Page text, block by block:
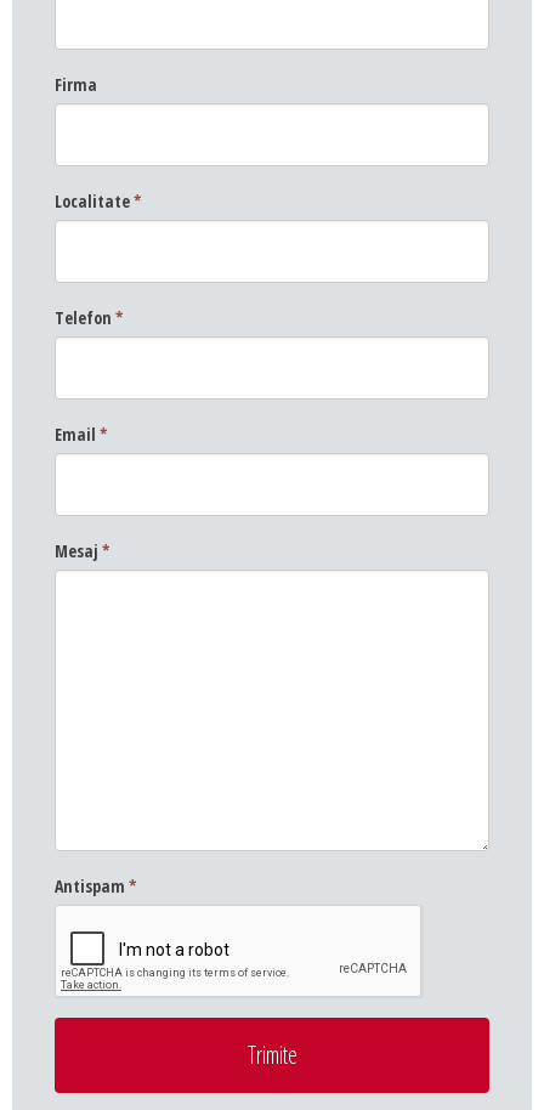
Firma
Localitate*
Telefon *
Email *
Mesaj *
Antispam *
Trimite